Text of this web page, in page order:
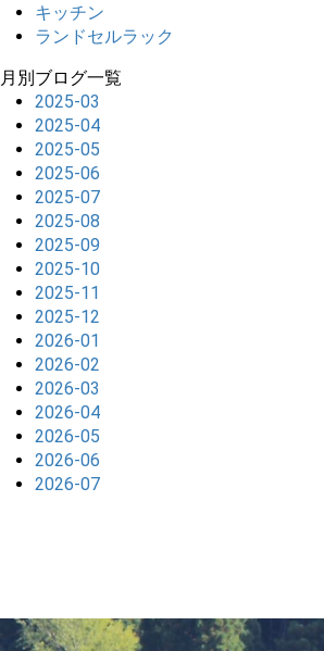
キッチン
ランドセルラック
月別ブログ一覧
2025-03
2025-04
2025-05
2025-06
2025-07
2025-08
2025-09
2025-10
2025-11
2025-12
2026-01
2026-02
2026-03
2026-04
2026-05
2026-06
2026-07